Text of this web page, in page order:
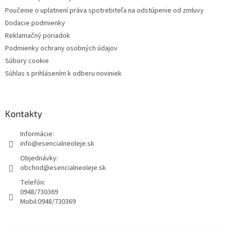
Poučenie o uplatnení práva spotrebiteľa na odstúpenie od zmluvy
Dodacie podmienky
Reklamačný poriadok
Podmienky ochrany osobných údajov
Súbory cookie
Súhlas s prihlásením k odberu noviniek
Kontakty
Informácie:
info@esencialneoleje.sk
Objednávky:
obchod@esencialneoleje.sk
Telefón:
0948/730369
Mobil:0948/730369